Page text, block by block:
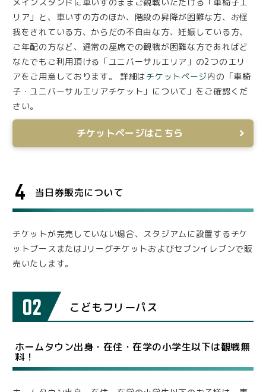
リア」と、車いすの方のほか、階段の昇降が困難な方、お怪
我をされている方、からだの不自由な方、妊娠している方、
ご年配の方など、通常の座席での観戦が困難な方であればど
なたでもご利用頂ける「ユニバーサルエリア」の2つのエリ
アをご用意しております。 詳細はチケットページ内の「車椅
子・ユニバーサルエリアチケット」について」をご確認くだ
さい。
チケットページはこちら
4 当日券販売について
チケットが完売していない場合、スタジアムに設置するチケ
ットブースまたはJリーグチケットおよびセブンイレブンで販
売いたします。
02 こどもフリーパス
ホームタウン出身・在住・在学の小学生以下は観戦無
料！